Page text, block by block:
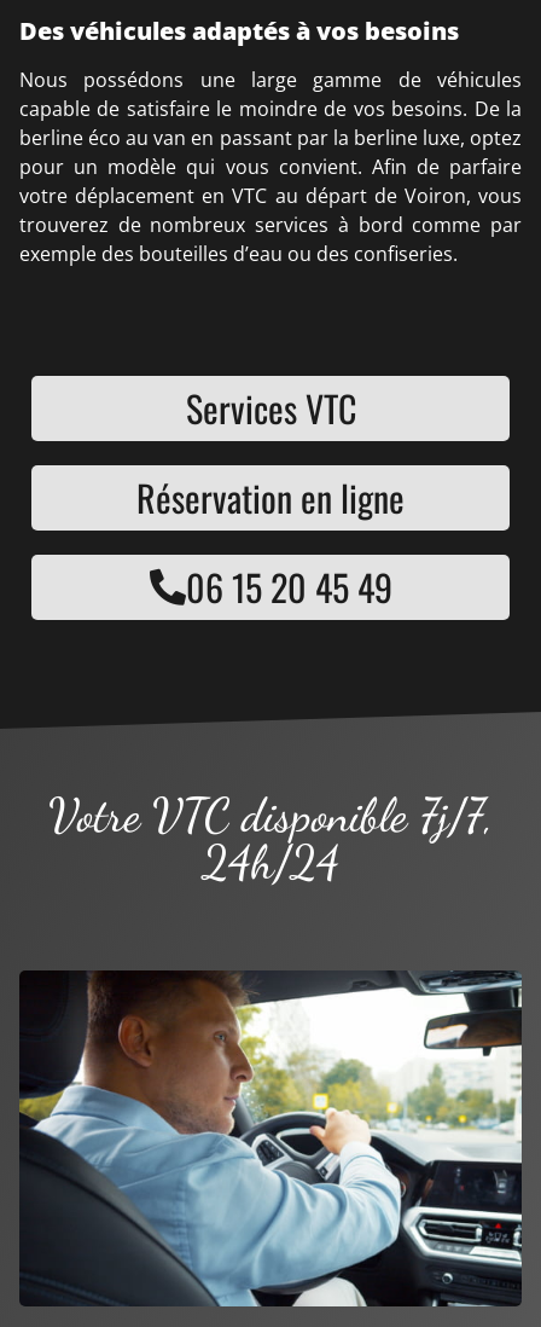
Des véhicules adaptés à vos besoins
Nous possédons une large gamme de véhicules
capable de satisfaire le moindre de vos besoins. De la
berline éco au van en passant par la berline luxe, optez
pour un modèle qui vous convient. Afin de parfaire
votre déplacement en VTC au départ de Voiron, vous
trouverez de nombreux services à bord comme par
exemple des bouteilles d’eau ou des confiseries.
Services VTC
Réservation en ligne
06 15 20 45 49
Votre VTC disponible 7j/7,
24h/24